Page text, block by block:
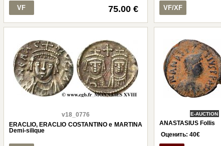
VF 75.00 € VF/XF
v18_0776
ERACLIO, ERACLIO COSTANTINO e MARTINA
Demi-silique
E-AUCTION
ANASTASIUS Follis
Оценить:40€